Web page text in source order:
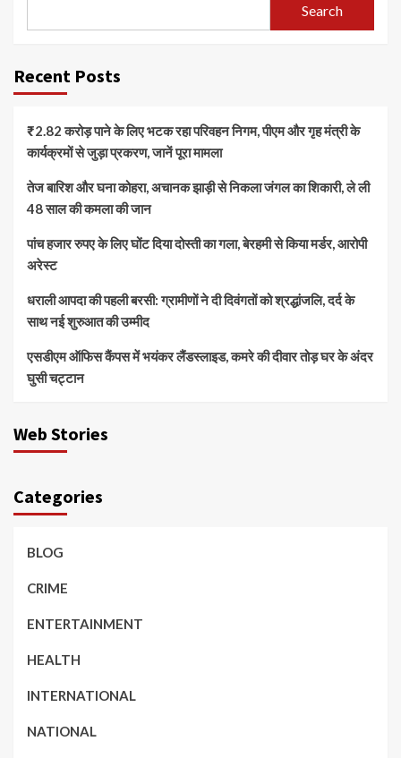
Search
Recent Posts
₹2.82 करोड़ पाने के लिए भटक रहा परिवहन निगम, पीएम और गृह मंत्री के
कार्यक्रमों से जुड़ा प्रकरण, जानें पूरा मामला
तेज बारिश और घना कोहरा, अचानक झाड़ी से निकला जंगल का शिकारी, ले ली
48 साल की कमला की जान
पांच हजार रुपए के लिए घोंट दिया दोस्ती का गला, बेरहमी से किया मर्डर, आरोपी
अरेस्ट
धराली आपदा की पहली बरसी: ग्रामीणों ने दी दिवंगतों को श्रद्धांजलि, दर्द के
साथ नई शुरुआत की उम्मीद
एसडीएम ऑफिस कैंपस में भयंकर लैंडस्लाइड, कमरे की दीवार तोड़ घर के अंदर
घुसी चट्टान
Web Stories
Categories
BLOG
CRIME
ENTERTAINMENT
HEALTH
INTERNATIONAL
NATIONAL